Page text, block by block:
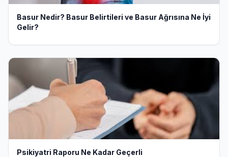
Basur Nedir? Basur Belirtileri ve Basur Ağrısına Ne İyi
Gelir?
Psikiyatri Raporu Ne Kadar Geçerli